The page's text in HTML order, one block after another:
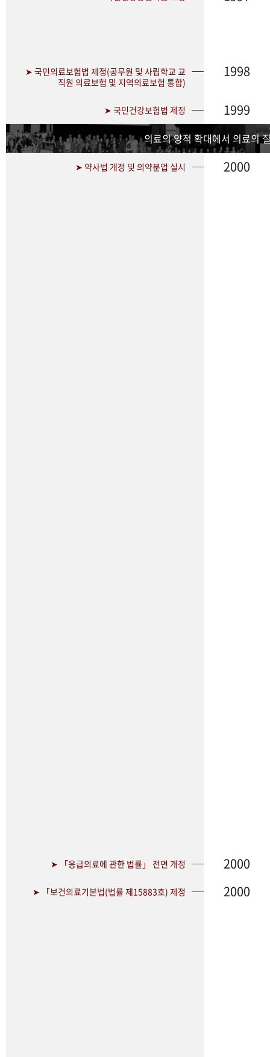
➤ 국민의료보험법 제정(공무원 및 사립학교 교
직원 의료보험 및 지역의료보험 통합)
1998
➤ 국민건강보험법 제정 1999
의료의 양적 확대에서 의료의
➤ 약사법 개정 및 의약분업 실시 2000
➤ 「응급의료에 관한 법률」 전면 개정 2000
➤ 「보건의료기본법(법률 제15883호) 제정 2000